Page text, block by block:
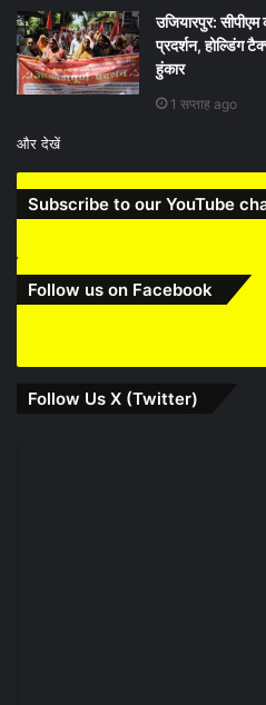
उजियारपुर:
प्रदर्शन, होल्डिंग
हुंकार
1 सप्ताह ago
और देखें
Subscribe to our YouTube
Follow us on Facebook
Follow Us X (Twitter)